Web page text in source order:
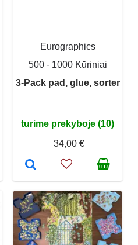
Eurographics
500 - 1000 Kūriniai
3-Pack pad, glue, sorter
turime prekyboje (10)
34,00 €